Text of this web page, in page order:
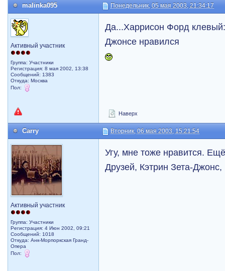
malinka095 Понедельник, 05 мая 2003, 21:34:17
Активный участник
Группа: Участники
Регистрация: 8 мая 2002, 13:38
Сообщений: 1383
Откуда: Москва
Пол:
Да...Харрисон Форд
Джонсе нравился
Наверх
Carry Вторник, 06 мая 2003, 15:21:54
Активный участник
Группа: Участники
Регистрация: 4 Июн 2002, 09:21
Сообщений: 1018
Откуда: Анк-Морпоркская Гранд-
Опера
Пол:
Угу, мне тоже нравится.
Друзей, Кэтрин Зета-Джонс,